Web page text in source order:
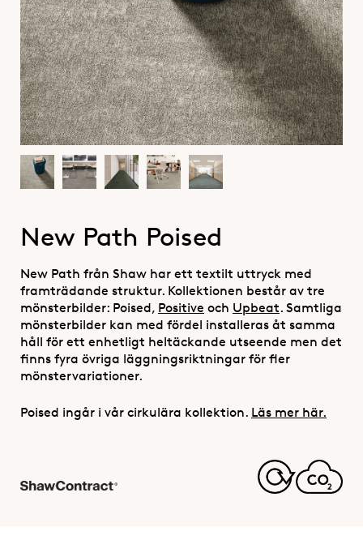
New Path Poised
New Path från Shaw har ett textilt uttryck med
framträdande struktur. Kollektionen består av tre
mönsterbilder: Poised, Positive och Upbeat. Samtliga
mönsterbilder kan med fördel installeras åt samma
håll för ett enhetligt heltäckande utseende men det
finns fyra övriga läggningsriktningar för fler
mönstervariationer.
Poised ingår i vår cirkulära kollektion. Läs mer här.